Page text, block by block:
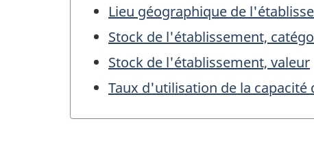
Lieu géographique de
Stock de l'établissement,
Stock de l'établissement, valeur
Taux d'utilisation de la